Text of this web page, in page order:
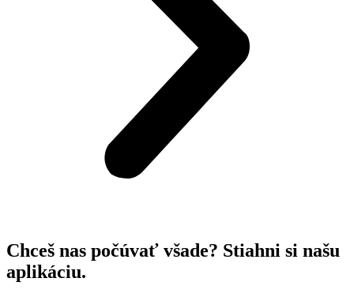
Chceš nas počúvať všade? Stiahni si našu
aplikáciu.